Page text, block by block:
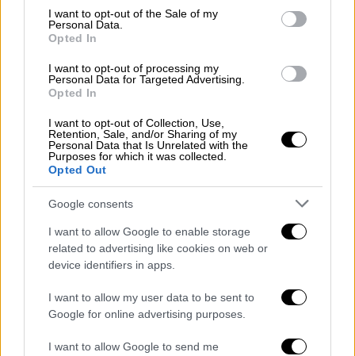
consent section.
I want to opt-out of the Sale of my
Personal Data.
Opted In
I want to opt-out of processing my
Personal Data for Targeted Advertising.
Opted In
I want to opt-out of Collection, Use,
Retention, Sale, and/or Sharing of my
Personal Data that Is Unrelated with the
Purposes for which it was collected.
Opted Out
Google consents
I want to allow Google to enable storage
related to advertising like cookies on web or
device identifiers in apps.
I want to allow my user data to be sent to
Google for online advertising purposes.
I want to allow Google to send me
Κάποιοι θέλουν να μου χρεώσουν την
αποτυχία και να πάμε σε ένα νέο ρινγκ.
Τι κάνουμε όλοι εμείς απέναντι σε αυτούς
τους λίγους;
Επανίδρυση.
Νέα Όργανα.
Αξιοπιστία.
Αξιοκρατία.
Ανάσα δημοκρατίας τώρα.
Αντεπίθεση τώρα, απέναντι σε ό,τι σε καίει,
σ’ ό,τι σου τρώει την ψυχή.